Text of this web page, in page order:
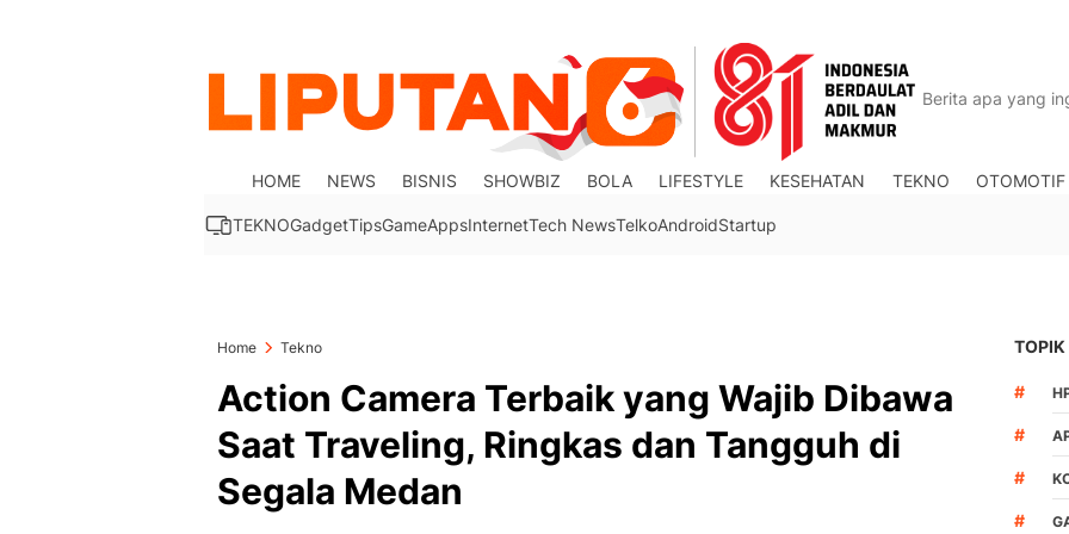
HOME NEWS BISNIS SHOWBIZ BOLA LIFESTYLE KESEHATAN TEKNO OTOMOTIF
TEKNOGadgetTipsGameAppsInternetTech NewsTelkoAndroidStartup
Home Tekno
Action Camera Terbaik yang Wajib Dibawa
Saat Traveling, Ringkas dan Tangguh di
Segala Medan
TOPIK
#
#
#
#